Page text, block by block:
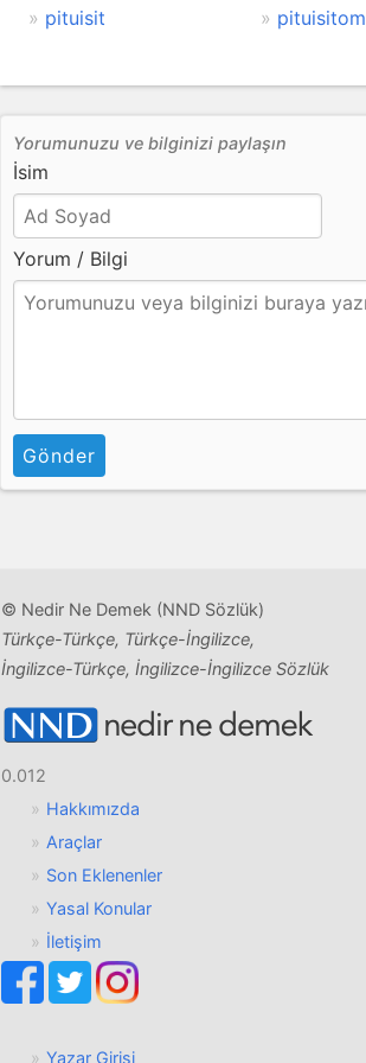
pituisit pituisitom
Yorumunuzu ve bilginizi paylaşın
İsim
Yorum / Bilgi
Gönder
© Nedir Ne Demek (NND Sözlük)
Türkçe-Türkçe, Türkçe-İngilizce,
İngilizce-Türkçe, İngilizce-İngilizce Sözlük
0.012
Hakkımızda
Araçlar
Son Eklenenler
Yasal Konular
İletişim
Yazar Girişi